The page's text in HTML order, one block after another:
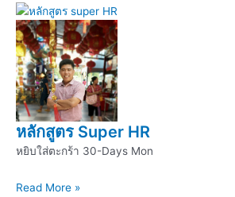
หลักสูตร Super HR
หยิบใส่ตะกร้า 30-Days Mon
Read More »